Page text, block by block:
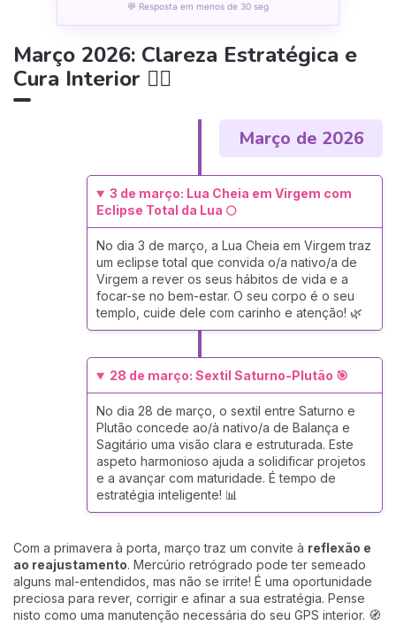
💬 Resposta em menos de 30 seg
Março 2026: Clareza Estratégica e
Cura Interior 🧘‍♀️
Março de 2026
3 de março: Lua Cheia em Virgem com
Eclipse Total da Lua 🌕
No dia 3 de março, a Lua Cheia em Virgem traz
um eclipse total que convida o/a nativo/a de
Virgem a rever os seus hábitos de vida e a
focar-se no bem-estar. O seu corpo é o seu
templo, cuide dele com carinho e atenção! 🌿
28 de março: Sextil Saturno-Plutão 🎯
No dia 28 de março, o sextil entre Saturno e
Plutão concede ao/à nativo/a de Balança e
Sagitário uma visão clara e estruturada. Este
aspeto harmonioso ajuda a solidificar projetos
e a avançar com maturidade. É tempo de
estratégia inteligente! 📊
Com a primavera à porta, março traz um convite à reflexão e
ao reajustamento. Mercúrio retrógrado pode ter semeado
alguns mal-entendidos, mas não se irrite! É uma oportunidade
preciosa para rever, corrigir e afinar a sua estratégia. Pense
nisto como uma manutenção necessária do seu GPS interior. 🧭